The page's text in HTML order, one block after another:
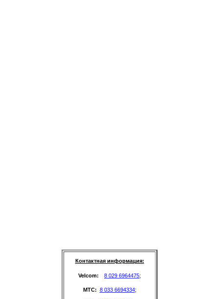
Контактная информация:
Velcom: 8 029 6964475;
MTC: 8 033 6694334;